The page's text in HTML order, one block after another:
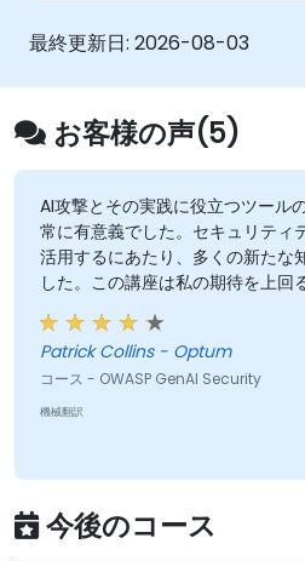
最終更新日: 2026-08-03
お客様の声(5)
AI攻撃とその実践に役立つツール
常に有意義でした。セキュリティ
活用するにあたり、多くの新たな
した。この講座は私の期待を上回
「Comet Browser」の機能には大
た。今後はさらに掘り下げて調査
全体として大変優れた講座であり
の全項目を学ぶことができたこと
Patrick Collins - Optum
コース - OWASP GenAI Security
機械翻訳
今後のコース